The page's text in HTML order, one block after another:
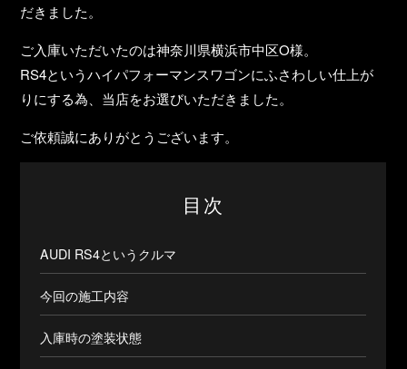
だきました。
ご入庫いただいたのは神奈川県横浜市中区O様。
RS4というハイパフォーマンスワゴンにふさわしい仕上が
りにする為、当店をお選びいただきました。
ご依頼誠にありがとうございます。
目次
AUDI RS4というクルマ
今回の施工内容
入庫時の塗装状態